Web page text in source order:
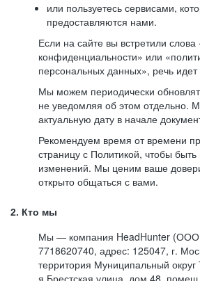
или пользуетесь сервисами,
предоставляются нами.
Если на сайте вы встретили слова
конфиденциальности» или
персональных данных», речь
Мы можем периодически
не уведомляя об этом отдельно.
актуальную дату в начале
Рекомендуем время от времени
страницу с Политикой, чтобы
изменений. Мы ценим ваше
открыто общаться с вами.
2. Кто мы
Мы — компания HeadHunter (ООО
7718620740, адрес: 125047, г.
территория Муниципальный округ
я Брестская улица, дом 48,